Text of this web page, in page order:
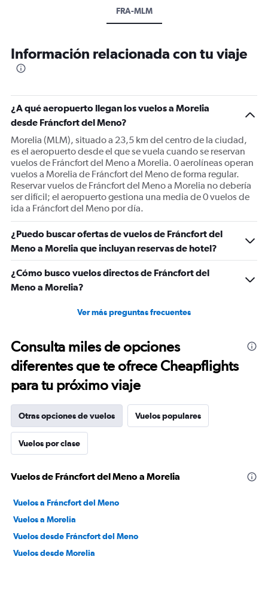
FRA-MLM
Información relacionada con tu viaje
¿A qué aeropuerto llegan los vuelos a Morelia
desde Fráncfort del Meno?
Morelia (MLM), situado a 23,5 km del centro de la ciudad,
es el aeropuerto desde el que se vuela cuando se reservan
vuelos de Fráncfort del Meno a Morelia. 0 aerolíneas operan
vuelos a Morelia de Fráncfort del Meno de forma regular.
Reservar vuelos de Fráncfort del Meno a Morelia no debería
ser difícil; el aeropuerto gestiona una media de 0 vuelos de
ida a Fráncfort del Meno por día.
¿Puedo buscar ofertas de vuelos de Fráncfort del
Meno a Morelia que incluyan reservas de hotel?
¿Cómo busco vuelos directos de Fráncfort del
Meno a Morelia?
Ver más preguntas frecuentes
Consulta miles de opciones
diferentes que te ofrece Cheapflights
para tu próximo viaje
Otras opciones de vuelos Vuelos populares
Vuelos por clase
Vuelos de Fráncfort del Meno a Morelia
Vuelos a Fráncfort del Meno
Vuelos a Morelia
Vuelos desde Fráncfort del Meno
Vuelos desde Morelia